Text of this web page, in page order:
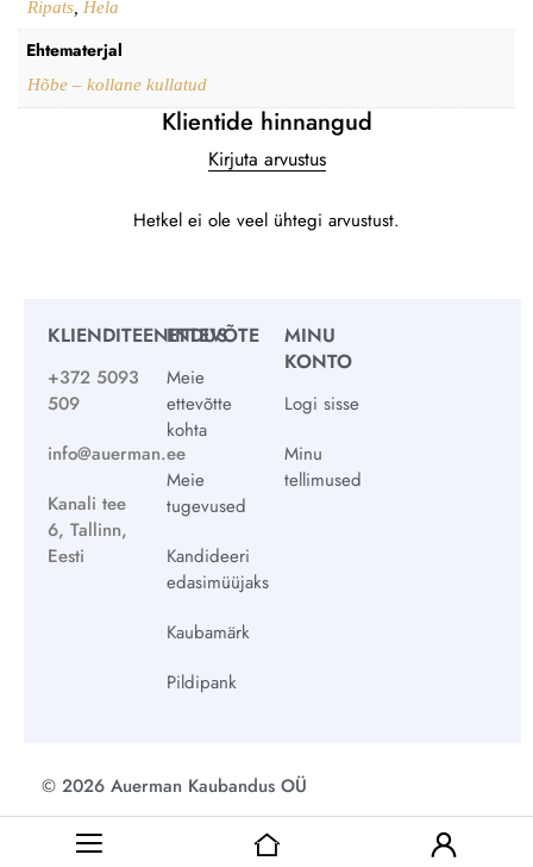
Ripats, Hela
Ehtematerjal
Hõbe – kollane kullatud
Klientide hinnangud
Kirjuta arvustus
Hetkel ei ole veel ühtegi arvustust.
KLIENDITEENINDUS
+372 5093
509
info@auerman.ee
Kanali tee
6, Tallinn,
Eesti
ETTEVÕTE
Meie
ettevõtte
kohta
Meie
tugevused
Kandideeri
edasimüüjaks
Kaubamärk
Pildipank
MINU
KONTO
Logi sisse
Minu
tellimused
© 2026 Auerman Kaubandus OÜ